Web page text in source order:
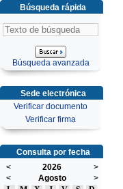
Búsqueda rápida
Búsqueda avanzada
Sede electrónica
Verificar documento
Verificar firma
Consulta por fecha
<
2026
>
<
Agosto
>